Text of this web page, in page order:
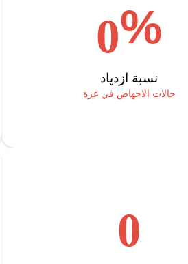
نسبة ازدياد
%
0
حالات الاجهاض في غزة
0